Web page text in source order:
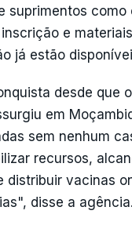
suprimentos como
e
já estão
desde que
em
sem nenhum
recursos,
distribuir vacinas
disse a agência.